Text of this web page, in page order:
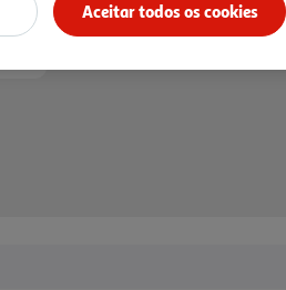
Aceitar todos os cookies